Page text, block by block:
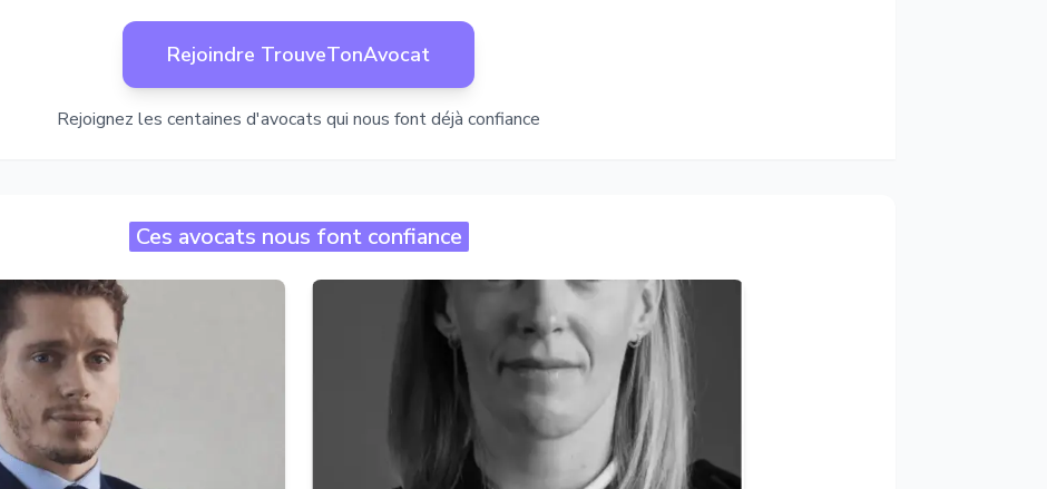
Rejoindre TrouveTonAvocat
Rejoignez les centaines d'avocats qui nous font déjà confiance
Ces avocats nous font confiance